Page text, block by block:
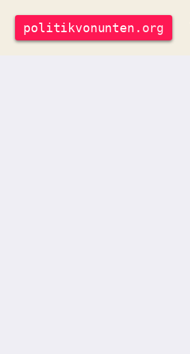
politikvonunten .org